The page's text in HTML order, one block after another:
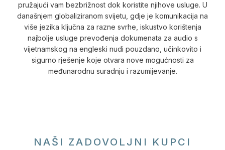
pružajući vam bezbrižnost dok koristite njihove usluge. U
današnjem globaliziranom svijetu, gdje je komunikacija na
više jezika ključna za razne svrhe, iskustvo korištenja
najbolje usluge prevođenja dokumenata za audio s
vijetnamskog na engleski nudi pouzdano, učinkovito i
sigurno rješenje koje otvara nove mogućnosti za
međunarodnu suradnju i razumijevanje.
NAŠI ZADOVOLJNI KUPCI